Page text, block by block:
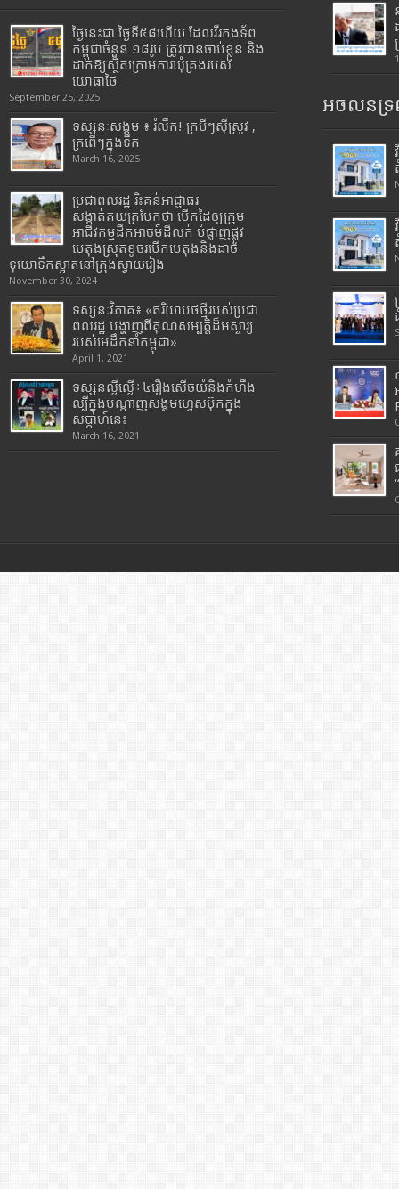
ថ្ងៃនេះជា ថ្ងៃទី៥៨ហើយ ដែលវីរកងទ័ព
កម្ពុជាចំនួន ១៨រូប ត្រូវបានចាប់ខ្លួន និង
ដាក់ឱ្យស្ថិតក្រោមការឃុំគ្រងរបស់
យោធាថៃ
September 25, 2025
ទស្សនៈសង្គម ៖ រំលឹក! ក្របីៗស៊ីស្រូវ ,
ក្រពើៗក្នុងទឹក
March 16, 2025
ប្រជាពលរដ្ឋ រិះគន់អាជ្ញាធរ
សង្កាត់គយត្របែកថា បើកដៃឲ្យក្រុម
អាជីវកម្មដឹកអាចម៍ដីលក់ បំផ្លាញផ្លូវ
បេតុងស្រុតខូចរបើកបេតុងនិងដាច់
ទុយោទឹកស្អាតនៅក្រុងស្វាយរៀង
November 30, 2024
ទស្សនៈវិភាគ៖ «ឥរិយាបថថ្មីរបស់ប្រជា
ពលរដ្ឋ បង្ហាញពីគុណសម្បត្តិដ៏អស្ចារ្យ
របស់មេដឹកនាំកម្ពុជា»
April 1, 2021
ទស្សនល្ងីល្ងើ÷៤រឿងសើចយំនិងកំហឹង
ល្បីក្នុងបណ្តាញសង្គមហ្វេសប៊ុកក្នុង
សប្តាហ៍នេះ
March 16, 2021
អចលនទ្រ